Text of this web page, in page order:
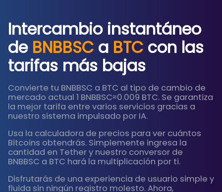
Intercambio instantáneo
de BNBBSC a BTC con las
tarifas más bajas
Convierte tu BNBBSC a BTC al tipo de cambio de
mercado actual 1 BNBBSC≈0.009 BTC. Se garantiza
la mejor tarifa entre varios servicios gracias a
nuestro sistema impulsado por IA.
Usa la calculadora de precios para ver cuántos
Bitcoins obtendrás. Simplemente ingresa la
cantidad en Tether y nuestro conversor de
BNBBSC a BTC hará la multiplicación por ti.
Disfrutarás de una experiencia de usuario simple y
fluida sin ningún registro molesto. Ahora,